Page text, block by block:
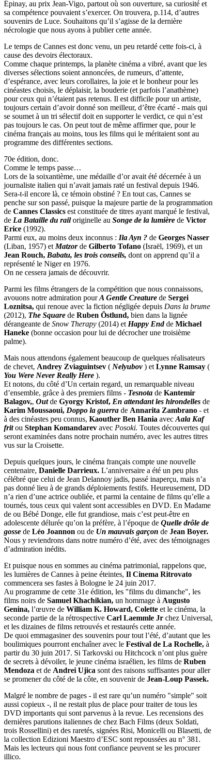
Épinay, au prix Jean-Vigo, partout où son ouverture, sa curiosité et
sa compétence pouvaient s’exercer. On trouvera, p.114, d’autres
souvenirs de Luce. Souhaitons qu’il s’agisse de la dernière
nécrologie que nous ayons à publier cette année.
Le temps de Cannes est donc venu, un peu retardé cette fois-ci, à
cause des devoirs électoraux.
Comme chaque printemps, la planète cinéma a vibré, avant que les
diverses sélections soient annoncées, de rumeurs, d’attente,
d’espérance, avec leurs corollaires, la joie et le bonheur pour les
cinéastes choisis, le déplaisir, la bouderie (et parfois l’anathème)
pour ceux qui n’étaient pas retenus. Il est difficile pour un artiste,
toujours certain d’avoir donné son meilleur, d’être écarté - mais qui
se soumet à un tri sélectif doit en supporter le verdict, ce qui n’est
pas toujours le cas. On peut tout de même affirmer que, pour le
cinéma français au moins, tous les films qui le méritaient sont au
programme des différentes sections.
70e édition, donc.
Comme le temps passe…
Lors de la soixantième, une médaille d’or avait été décernée à un
journaliste italien qui n’avait jamais raté un festival depuis 1946.
Sera-t-il encore là, ce témoin obstiné ? En tout cas, Cannes se
penche sur son passé, puisque la majeure partie de la programmation
de Cannes Classics est constituée de titres ayant marqué le festival,
de La Bataille du rail originelle au Songe de la lumière de Victor
Erice (1992).
Parmi eux, au moins deux inconnus : Ila Ayn ? de Georges Nasser
(Liban, 1957) et Matzor de Gilberto Tofano (Israël, 1969), et un
Jean Rouch, Babatu, les trois conseils, dont on apprend qu’il a
représenté le Niger en 1976.
On ne cessera jamais de découvrir.
Parmi les films étrangers de la compétition que nous connaissons,
avouons notre admiration pourA Gentle Creature de Sergei
Loznitsa, qui renoue avec la fiction négligée depuis Dans la brume
(2012), The Square de Ruben Östlund, bien dans la lignée
dérangeante de Snow Therapy (2014) et Happy End de Michael
Haneke (bonne occasion pour lui de décrocher une troisième
palme).
Mais nous attendons également beaucoup de quelques réalisateurs
de chevet, Andrey Zviaguintsev ( Nelyubov ) et Lynne Ramsay (
You Were Never Really Here ).
Et notons, du côté d’Un certain regard, un remarquable niveau
d’ensemble, grâce à des premiers films - Tesnota de Kantemir
Balagov,, Out de Gyorgy Kristof, En attendant les hirondelles de
Karim Moussaoui, Doppo la guerra de Annarita Zambrano - et
à des cinéastes peu connus, Kaouther Ben Hania avec Aala Kaf
frit ou Stephan Komandarev avec Posoki. Toutes découvertes qui
seront examinées dans notre prochain numéro, avec les autres titres
vus sur la Croisette.
Depuis quelques jours, le cinéma français compte une nouvelle
centenaire, Danielle Darrieux. L’anniversaire a été un peu plus
célébré que celui de Jean Delannoy jadis, passé inaperçu, mais n’a
pas donné lieu à de grands déploiements festifs. Heureusement, DD
n’a rien d’une actrice oubliée, et parmi la centaine de films qu’elle a
tournés, tous ceux qui valent sont accessibles en DVD. En Madame
de ou Bébé Donge, elle fut grandiose, mais c’est peut-être en
adolescente délurée qu’on la préfère, à l’époque de Quelle drôle de
gosse de Léo Joannon ou de Un mauvais garçon de Jean Boyer.
Nous y reviendrons dans notre numéro d’été, avec des témoignages
d’admiration inédits.
Et puisque nous en sommes au cinéma patrimonial, rappelons que,
les lumières de Cannes à peine éteintes, Il Cinema Ritrovato
commencera ses fastes à Bologne le 24 juin 2017.
Au programme de cette 31e édition, les "films du dimanche", les
films noirs de Samuel Khachikian, un hommage à Augusto
Genina, l’œuvre de William K. Howard, Colette et le cinéma, la
seconde partie de la rétrospective Carl Laemmle Jr chez Universal,
et les dizaines de films retrouvés et restaurés cette année.
De quoi emmagasiner des souvenirs pour tout l’été, d’autant que les
boulimiques pourront enchaîner avec le Festival de La Rochelle, à
partir du 30 juin 2017. Si Tarkovski ou Hitchcock n’ont plus guère
de secrets à dévoiler, le jeune cinéma israélien, les films de Ruben
Mendoza et de Andrei Ujica sont des raisons suffisantes pour aller
se promener du côté de la côte, en souvenir de Jean-Loup Passek.
Malgré le nombre de pages - il est rare qu’un numéro "simple" soit
aussi copieux -, il ne restait plus de place pour traiter de tous les
DVD importants qui sont parvenus à la revue. Les recensions des
dernières parutions italiennes de chez Bach Films (deux Soldati,
trois Rossellini) et des raretés, signées Risi, Monicelli ou Blasetti, de
la collection Edizioni Maestro d’ESC sont repoussées au n° 381.
Mais les lecteurs qui nous font confiance peuvent se les procurer
illico.